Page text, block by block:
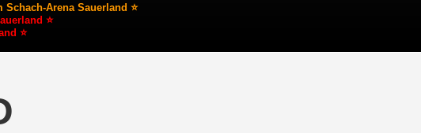
Arena Sauerland ⭐
⭐
⭐